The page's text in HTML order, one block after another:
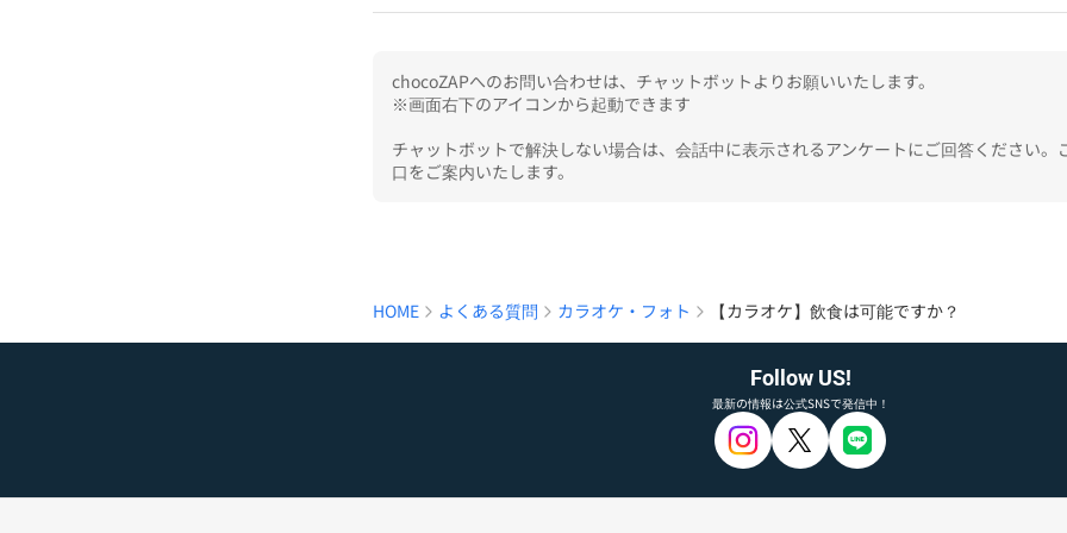
chocoZAPへのお問い合わせは、チャットボットよりお願いいたします。
※画面右下のアイコンから起動できます
チャットボットで解決しない場合は、会話中に表示されるアンケートにご回答ください。
口をご案内いたします。
HOME よくある質問 カラオケ・フォト 【カラオケ】飲食は可能ですか？
Follow US!
最新の情報は公式SNSで発信中！